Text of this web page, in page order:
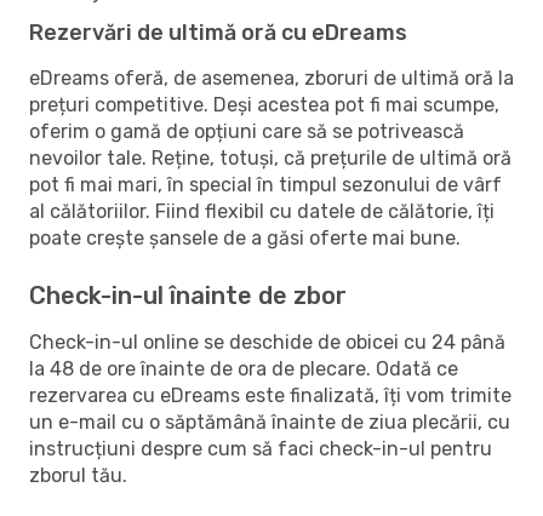
Rezervări de ultimă oră cu eDreams
eDreams oferă, de asemenea, zboruri de ultimă oră la
prețuri competitive. Deși acestea pot fi mai scumpe,
oferim o gamă de opțiuni care să se potrivească
nevoilor tale. Reține, totuși, că prețurile de ultimă oră
pot fi mai mari, în special în timpul sezonului de vârf
al călătoriilor. Fiind flexibil cu datele de călătorie, îți
poate crește șansele de a găsi oferte mai bune.
Check-in-ul înainte de zbor
Check-in-ul online se deschide de obicei cu 24 până
la 48 de ore înainte de ora de plecare. Odată ce
rezervarea cu eDreams este finalizată, îți vom trimite
un e-mail cu o săptămână înainte de ziua plecării, cu
instrucțiuni despre cum să faci check-in-ul pentru
zborul tău.